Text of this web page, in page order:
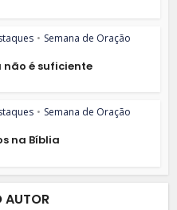
• Semana de Oração
não é suficiente
• Semana de Oração
na Bíblia
AUTOR